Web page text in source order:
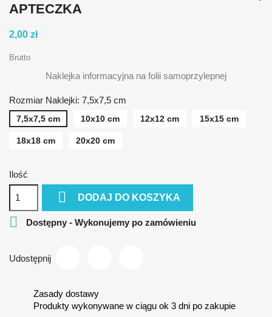
APTECZKA
2,00 zł
Brutto
Naklejka informacyjna na folii samoprzylepnej
Rozmiar Naklejki: 7,5x7,5 cm
7,5x7,5 cm 10x10 cm 12x12 cm 15x15 cm
18x18 cm 20x20 cm
Ilość
 DODAJ DO KOSZYKA
 Dostępny - Wykonujemy po zamówieniu
Udostępnij
Zasady dostawy
Produkty wykonywane w ciągu ok 3 dni po zakupie